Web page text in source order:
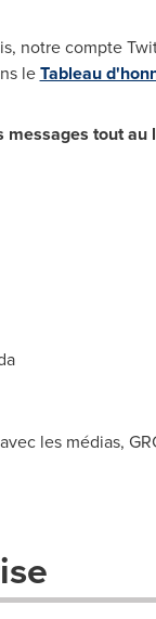
notre compte
leTableau
tout
les médias,